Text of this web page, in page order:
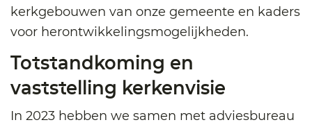
kerkgebouwen van onze gemeente en kaders
voor herontwikkelingsmogelijkheden.
Totstandkoming en
vaststelling kerkenvisie
In 2023 hebben we samen met adviesbureau